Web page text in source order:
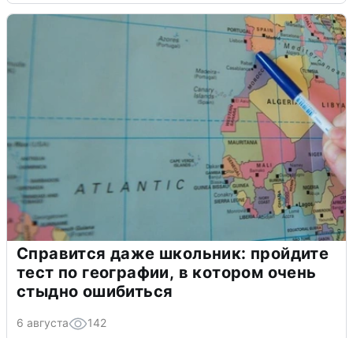
Справится даже школьник: пройдите
тест по географии, в котором очень
стыдно ошибиться
6 августа 142